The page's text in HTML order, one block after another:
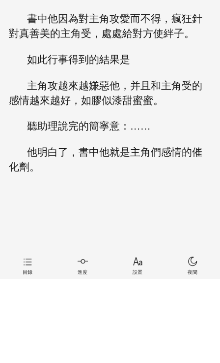
書中他因為對主角攻愛而不得，瘋狂針
對真善美的主角受，處處給對方使絆子。
如此行事得到的結果是
主角攻越來越嫌惡他，并且和主角受的
感情越來越好，如膠似漆甜蜜蜜。
聽助理說完的簡寧意：……
他明白了，書中他就是主角們感情的催
化劑。
目錄 進度 設置 夜間